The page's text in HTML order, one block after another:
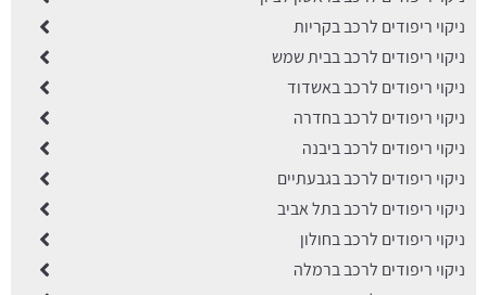
ניקוי ריפודים לרכב בקריות
ניקוי ריפודים לרכב בבית שמש
ניקוי ריפודים לרכב באשדוד
ניקוי ריפודים לרכב בחדרה
ניקוי ריפודים לרכב ביבנה
ניקוי ריפודים לרכב בגבעתיים
ניקוי ריפודים לרכב בתל אביב
ניקוי ריפודים לרכב בחולון
ניקוי ריפודים לרכב ברמלה